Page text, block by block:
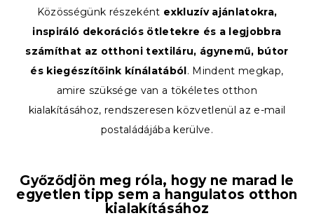
Közösségünk részeként exkluzív ajánlatokra,
inspiráló dekorációs ötletekre és a legjobbra
számíthat az otthoni textiláru, ágynemű, bútor
és kiegészítőink kínálatából . Mindent megkap,
amire szüksége van a tökéletes otthon
kialakításához, rendszeresen közvetlenül az e-mail
postaládájába kerülve.
Győződjön meg róla, hogy ne marad le
egyetlen tipp sem a hangulatos otthon
kialakításához